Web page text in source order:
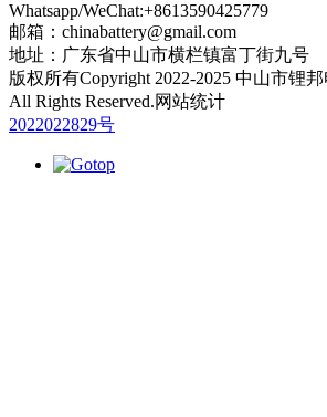
Whatsapp/WeChat:+8613590425779
邮箱： chinabattery@gmail.com
地址：广东省中山市横栏镇富丁街九号
版权所有Copyright 2022-2025 中山市锂
All Rights Reserved.网站统
2022022829号